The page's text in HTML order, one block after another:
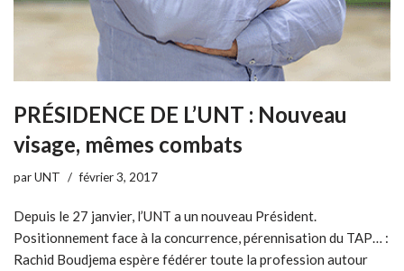
PRÉSIDENCE DE L’UNT : Nouveau
visage, mêmes combats
parUNT février 3, 2017
Depuis le 27 janvier, l’UNT a un nouveau Président.
Positionnement face à la concurrence, pérennisation du TAP… :
Rachid Boudjema espère fédérer toute la profession autour